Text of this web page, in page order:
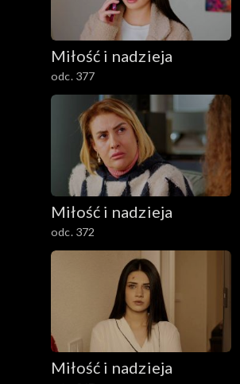
Miłość i nadzieja
odc. 377
Miłość i nadzieja
odc. 372
Miłość i nadzieja